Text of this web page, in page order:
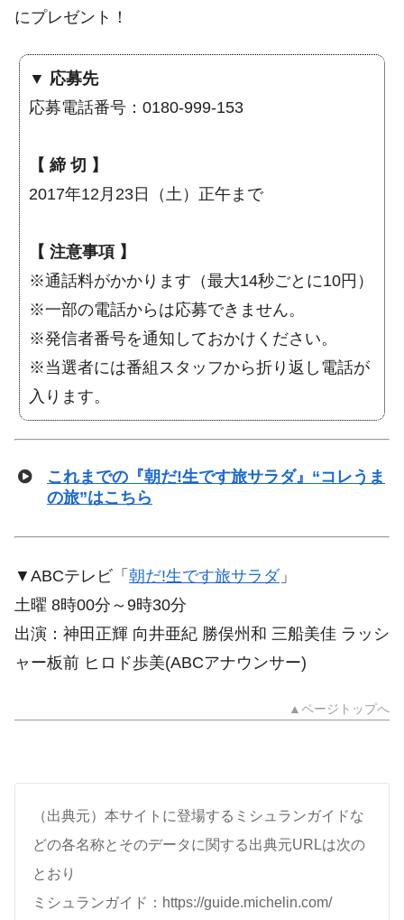
にプレゼント！
▼ 応募先
応募電話番号：0180-999-153
【 締 切 】
2017年12月23日（土）正午まで
【 注意事項 】
※通話料がかかります（最大14秒ごとに10円）
※一部の電話からは応募できません。
※発信者番号を通知しておかけください。
※当選者には番組スタッフから折り返し電話が
入ります。
これまでの『朝だ!生です旅サラダ』“コレうま
の旅”はこちら
▼ABCテレビ「 朝だ!生です旅サラダ 」
土曜 8時00分～9時30分
出演：神田正輝 向井亜紀 勝俣州和 三船美佳 ラッシ
ャー板前 ヒロド歩美(ABCアナウンサー)
▲ページトップへ
（出典元）本サイトに登場するミシュランガイドな
どの各名称とそのデータに関する出典元URLは次の
とおり
ミシュランガイド：https://guide.michelin.com/